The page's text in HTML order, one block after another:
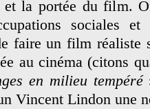
et la portée du film.
sociales
faire un film réaliste
au cinéma (citons
en milieu tempéré
Vincent Lindon une